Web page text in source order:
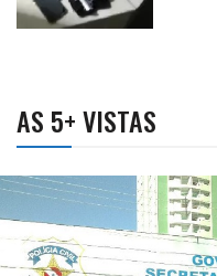
AS 5+ VISTAS